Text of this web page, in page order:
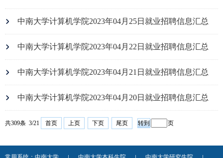
中南大学计算机学院2023年04月25日就业招聘信息汇总
中南大学计算机学院2023年04月22日就业招聘信息汇总
中南大学计算机学院2023年04月21日就业招聘信息汇总
中南大学计算机学院2023年04月20日就业招聘信息汇总
共309条 3/21 首页 上页 下页 尾页 页